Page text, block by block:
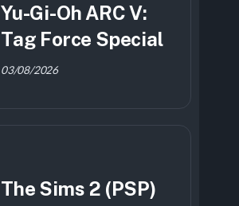
Yu-Gi-Oh ARC V:
Tag Force Special
03/08/2026
The Sims 2 (PSP)